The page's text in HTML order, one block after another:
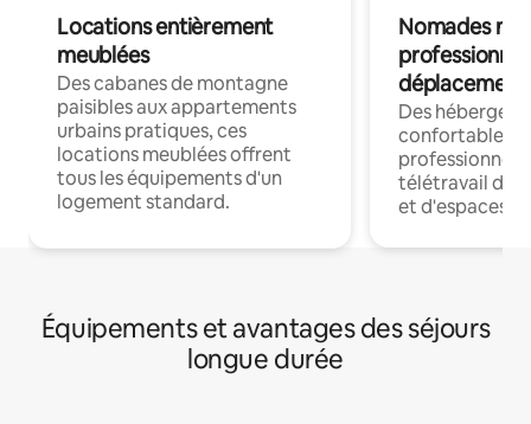
Locations entièrement
meublées
Des cabanes de montagne
paisibles aux appartements
urbains pratiques, ces
locations meublées offrent
tous les équipements d'un
logement standard.
Nomades
déplacement
Des
confortables
professionnels
télétravail
et d'espaces
Équipements et avantages des séjours
longue durée